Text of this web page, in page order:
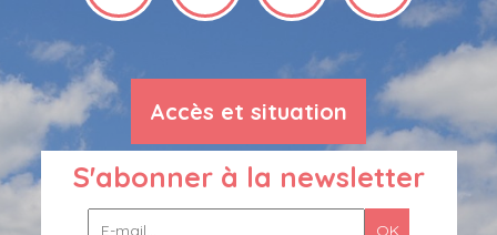
Accès et situation
S'abonner à la newsletter